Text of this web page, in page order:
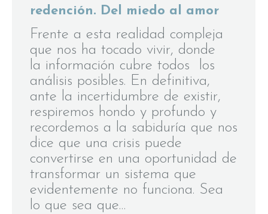
redención. Del miedo al amor
Frente a esta realidad compleja
que nos ha tocado vivir, donde
la información cubre todos los
análisis posibles. En definitiva,
ante la incertidumbre de existir,
respiremos hondo y profundo y
recordemos a la sabiduría que nos
dice que una crisis puede
convertirse en una oportunidad de
transformar un sistema que
evidentemente no funciona. Sea
lo que sea que…